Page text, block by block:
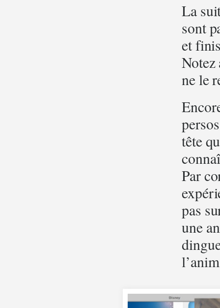
La
sont
et
Notez
ne le
tête
Par
pas
une